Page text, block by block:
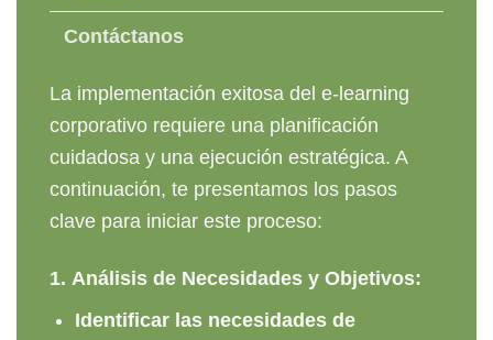
Contáctanos
La implementación exitosa del e-learning
corporativo requiere una planificación
cuidadosa y una ejecución estratégica. A
continuación, te presentamos los pasos
clave para iniciar este proceso:
1. Análisis de Necesidades y Objetivos:
Identificar las necesidades de